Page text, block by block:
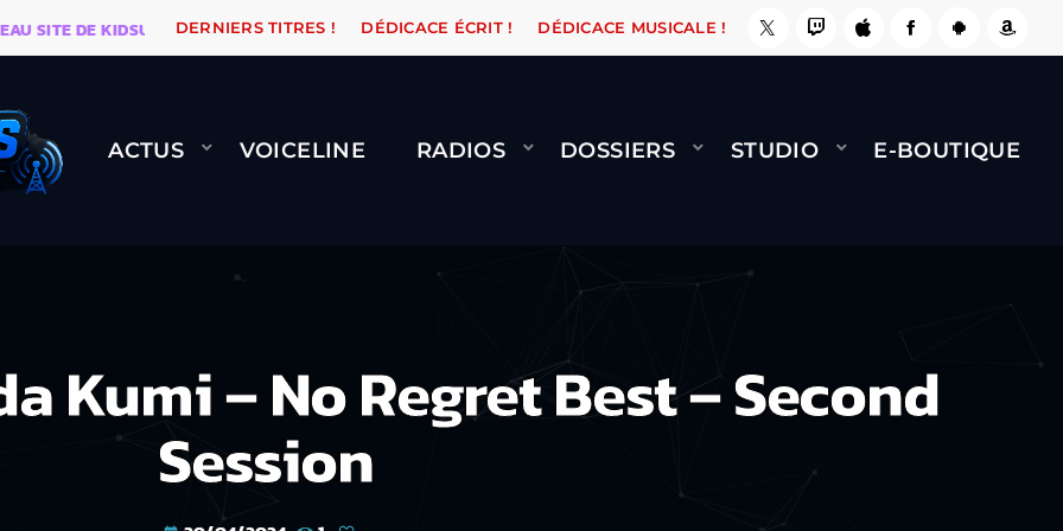
DE KIDSUNE WARÉTRO ORANGE ROAD QUI PASSE, ÇA LE FAIT ! NAMI BERNARD MINET -
DERNIERS TITRES ! DÉDICACE ÉCRIT ! DÉDICACE MUSICALE !
ACTUS VOICELINE RADIOS DOSSIERS STUDIO E-BOUTIQUE
Kumi – No Regret Best – Second
Session